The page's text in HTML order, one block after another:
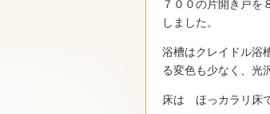
７００の片開き戸を
しました。
浴槽はクレイドル浴
る変色も少なく、光
床は ほっカラリ床